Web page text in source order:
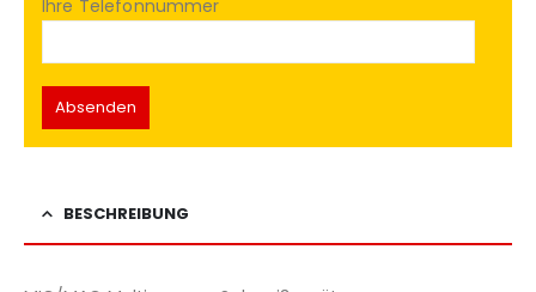
Ihre Telefonnummer
BESCHREIBUNG